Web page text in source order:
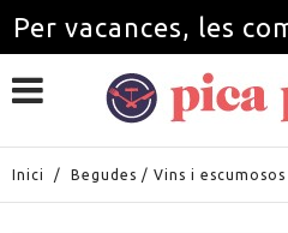
Per vacances, les
a partir de l'1
Inici / Begudes / Vins i escumosos